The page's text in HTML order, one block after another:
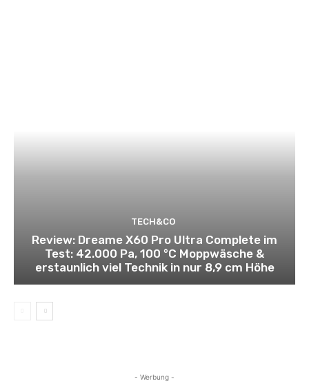
TECH&CO
Review: Dreame X60 Pro Ultra Complete im
Test: 42.000 Pa, 100 °C Moppwäsche &
erstaunlich viel Technik in nur 8,9 cm Höhe
- Werbung -